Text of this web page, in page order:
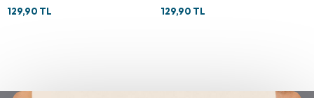
129,90 TL
129,90 TL